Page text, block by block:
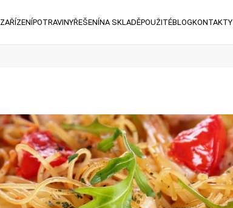
ZAŘÍZENÍPOTRAVINYŘEŠENÍNA SKLADĚPOUŽITÉBLOGKONTAKTY